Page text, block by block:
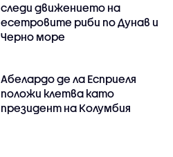
следи движението на
есетровите риби по Дунав и
Черно море
Абелардо де ла Есприеля
положи клетва като
президент на Колумбия